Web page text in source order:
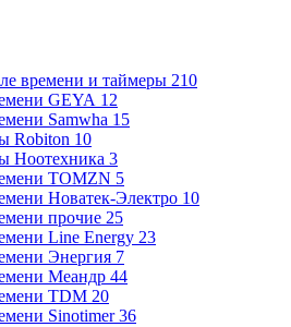
времени и таймеры 210
GEYA 12
Samwha 15
Robiton 10
Ноотехника 3
TOMZN 5
Новатек-Электро 10
прочие 25
Line Energy 23
Энергия 7
Меандр 44
TDM 20
Sinotimer 36